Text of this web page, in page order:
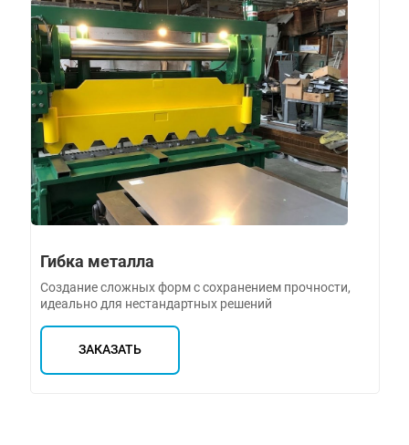
Гибка металла
Создание сложных форм с сохранением прочности,
идеально для нестандартных решений
ЗАКАЗАТЬ